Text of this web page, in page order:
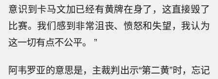
意识到卡马文加已经有黄牌在身了，这直接毁了
比赛。我们感到非常沮丧、愤怒和失望，我认为
这一切有点不公平。 ”
阿韦罗亚的意思是，主裁判出示“第二黄”时，忘记